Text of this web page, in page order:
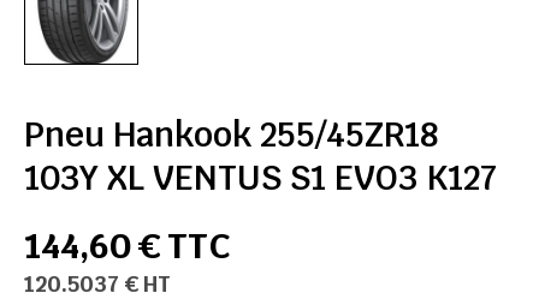
Pneu Hankook 255/45ZR18
103Y XL VENTUS S1 EVO3 K127
144,60 € TTC
120.5037 € HT